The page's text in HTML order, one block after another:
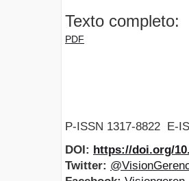
Texto completo:
PDF
P-ISSN 1317-8822 E-
DOI: https://doi.org/
Twitter: